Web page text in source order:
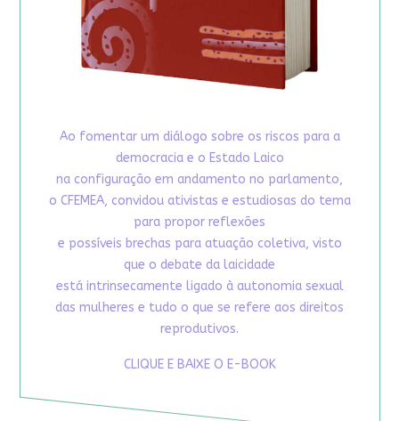
Ao fomentar um diálogo sobre os riscos para a
democracia e o Estado Laico
na configuração em andamento no parlamento,
o CFEMEA, convidou ativistas e estudiosas do tema
para propor reflexões
e possíveis brechas para atuação coletiva, visto
que o debate da laicidade
está intrinsecamente ligado à autonomia sexual
das mulheres e tudo o que se refere aos direitos
reprodutivos.
CLIQUE E BAIXE O E-BOOK